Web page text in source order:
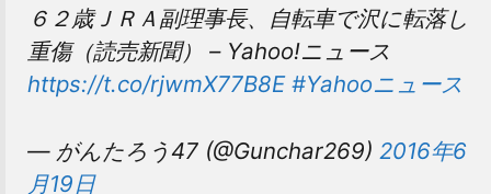
６２歳ＪＲＡ副理事長、自転車で沢に転落し
重傷（読売新聞） – Yahoo!ニュース
https://t.co/rjwmX77B8E #Yahooニュース
— がんたろう47 (@Gunchar269) 2016年6
月19日